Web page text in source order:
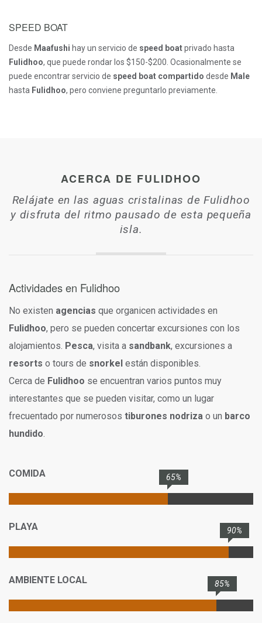
SPEED BOAT
Desde Maafushi hay un servicio de speed boatprivado hasta
Fulidhoo, que puede rondar los $150-$200. Ocasionalmente se
puede encontrar servicio de speed boat compartido desde Male
hasta Fulidhoo, pero conviene preguntarlo previamente.
ACERCA DE FULIDHOO
Relájate en las aguas cristalinas de Fulidhoo
y disfruta del ritmo pausado de esta pequeña
isla.
Actividades en Fulidhoo
No existen agencias que organicen actividades en
Fulidhoo, pero se pueden concertar excursiones con los
alojamientos. Pesca, visita a sandbank, excursiones a
resorts o tours de snorkel están disponibles.
Cerca de Fulidhoo se encuentran varios puntos muy
interestantes que se pueden visitar, como un lugar
frecuentado por numerosos tiburones nodriza o un barco
hundido.
COMIDA 65%
PLAYA 90%
AMBIENTE LOCAL 85%